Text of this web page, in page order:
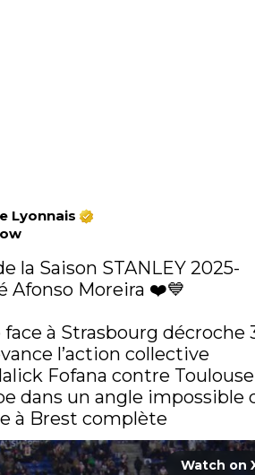
Lyonnais
la Saison STANLEY 2025-
Afonso Moreira ❤️💙
à Strasbourg décroche
l’action collective
Fofana contre Toulouse
dans un angle impossible
à Brest complète
Watch on